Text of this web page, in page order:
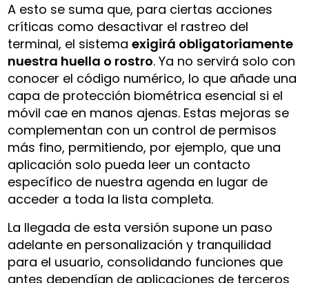
A esto se suma que, para ciertas acciones
críticas como desactivar el rastreo del
terminal, el sistemaexigirá obligatoriamente
nuestra huella o rostro. Ya no servirá solo con
conocer el código numérico, lo que añade una
capa de protección biométrica esencial si el
móvil cae en manos ajenas. Estas mejoras se
complementan con un control de permisos
más fino, permitiendo, por ejemplo, que una
aplicación solo pueda leer un contacto
específico de nuestra agenda en lugar de
acceder a toda la lista completa.
La llegada de esta versión supone un paso
adelante en personalización y tranquilidad
para el usuario, consolidando funciones que
antes dependían de aplicaciones de terceros